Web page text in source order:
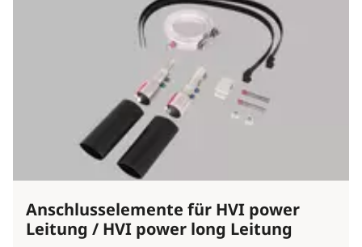
Anschlusselemente für HVI power
Leitung / HVI power long Leitung